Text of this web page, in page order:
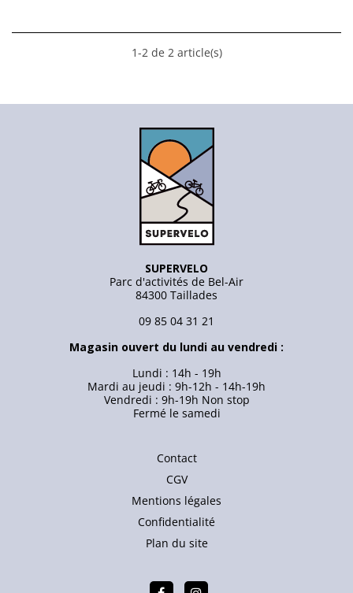
1-2 de 2 article(s)
SUPERVELO
Parc d'activités de Bel-Air
84300 Taillades
09 85 04 31 21
Magasin ouvert du lundi au vendredi :
Lundi : 14h - 19h
Mardi au jeudi : 9h-12h - 14h-19h
Vendredi : 9h-19h Non stop
Fermé le samedi
Contact
CGV
Mentions légales
Confidentialité
Plan du site